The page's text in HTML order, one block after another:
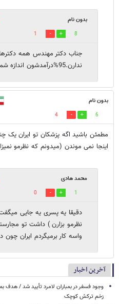
بدون نام
8
1
جناب دکتر مهندس همه دکترها
ندارن.95%درآمدشون اندازه شماست
بدون نام
6
4
مطمئن باشید اگه پزشکان تو ایران یک
اینجا نمی موندن (میدونم که نظرمو
محمد هادی
1
0
دقیقا یه پسری یه جایی
نظرمو بزارن ) داشت تو
واسه کار برمیگردم ایران چون
آخرین اخبار
زخم ترکش کوچک